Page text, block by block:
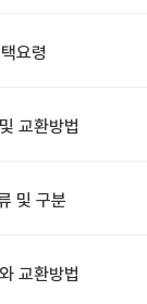
요령
교환방법
및 구분
교환방법